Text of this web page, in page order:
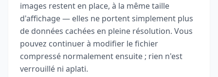
images restent en place, à la même taille
d'affichage — elles ne portent simplement plus
de données cachées en pleine résolution. Vous
pouvez continuer à modifier le fichier
compressé normalement ensuite ; rien n'est
verrouillé ni aplati.